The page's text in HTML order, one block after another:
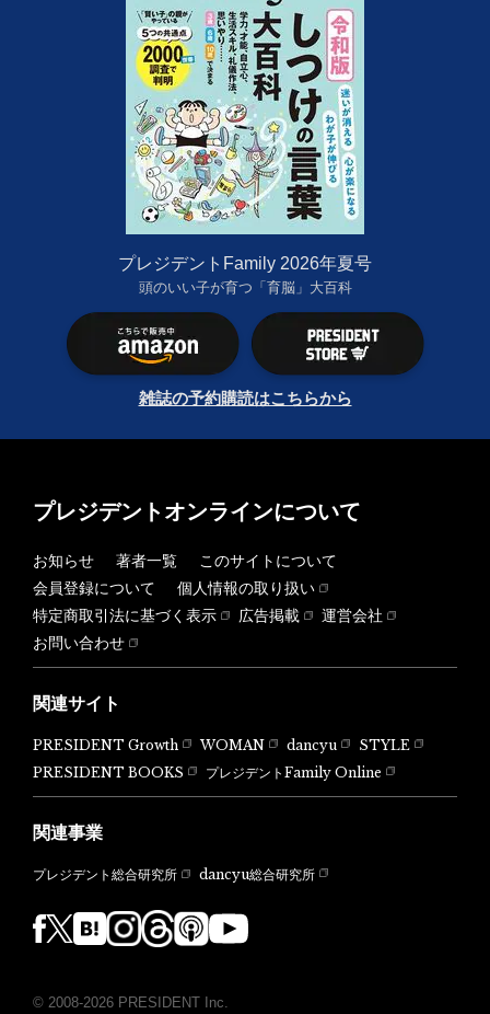
プレジデントFamily 2026年夏号
頭のいい子が育つ「育脳」大百科
雑誌の予約購読はこちらから
プレジデントオンラインについて
お知らせ 著者一覧
このサイトについて
会員登録について
個人情報の取り扱い
特定商取引法に基づく表示
広告掲載
運営会社
お問い合わせ
関連サイト
PRESIDENT Growth WOMAN dancyu
STYLE
PRESIDENT BOOKS
プレジデントFamily Online
関連事業
プレジデント総合研究所 dancyu総合研究所
© 2008-2026 PRESIDENT Inc.